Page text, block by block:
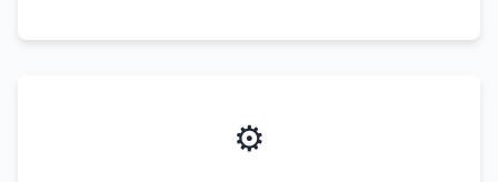
⚙️